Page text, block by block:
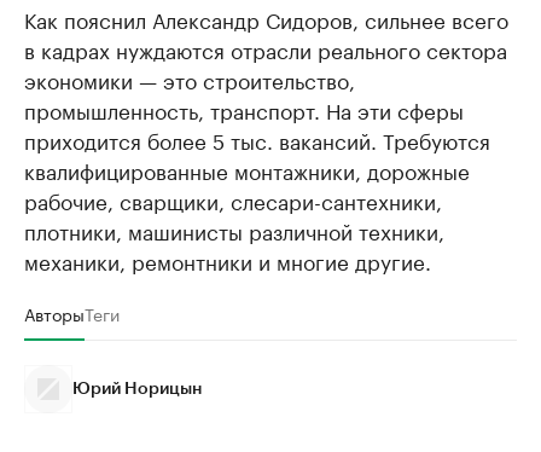
Как пояснил Александр Сидоров, сильнее всего
в кадрах нуждаются отрасли реального сектора
экономики — это строительство,
промышленность, транспорт. На эти сферы
приходится более 5 тыс. вакансий. Требуются
квалифицированные монтажники, дорожные
рабочие, сварщики, слесари-сантехники,
плотники, машинисты различной техники,
механики, ремонтники и многие другие.
АвторыТеги
Юрий Норицын